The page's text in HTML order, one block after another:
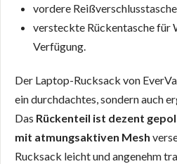
vordere Reißverschlusstasche
versteckte Rückentasche für
Verfügung.
Der Laptop-Rucksack von
ein durchdachtes, sondern auch
Das Rückenteil ist dezent
mit atmungsaktiven Mesh
Rucksack leicht und angenehm